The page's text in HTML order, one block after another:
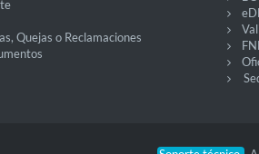
Quejas o Reclamaciones